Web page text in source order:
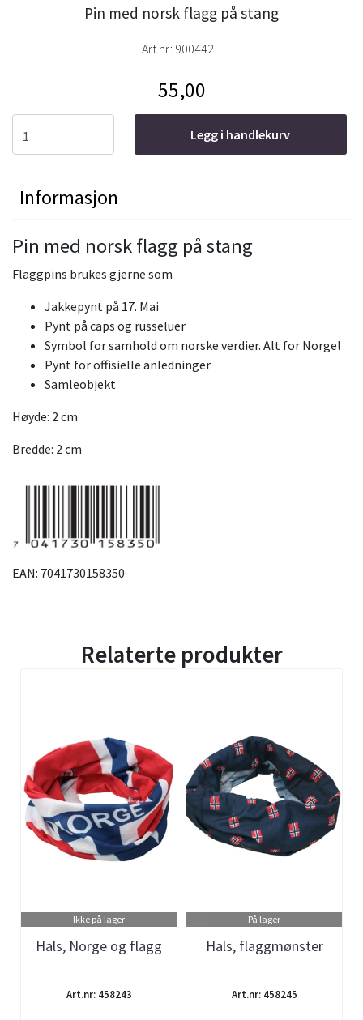
Pin med norsk flagg på stang
Art.nr: 900442
55,00
Legg i handlekurv
Informasjon
Pin med norsk flagg på stang
Flaggpins brukes gjerne som
Jakkepynt på 17. Mai
Pynt på caps og russeluer
Symbol for samhold om norske verdier. Alt for Norge!
Pynt for offisielle anledninger
Samleobjekt
Høyde: 2 cm
Bredde: 2 cm
EAN: 7041730158350
Relaterte produkter
Ikke på lager
Hals, Norge og flagg
Art.nr: 458243
På lager
Hals, flaggmønster
Art.nr: 458245